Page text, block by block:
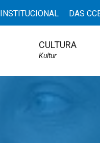
INSTITUCIONAL DAS
CULTURA
Kultur